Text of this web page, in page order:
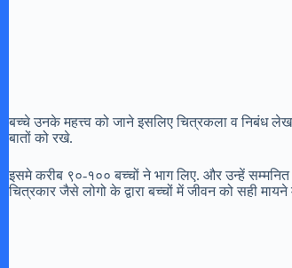
बच्चे उनके महत्त्व को जाने इसलिए चित्रकला व
बातों को रखे.
इसमे करीब ९०-१०० बच्चों ने भाग लिए. और उन्हें
चित्रकार जैसे लोगो के द्वारा बच्चों में जीवन को सही